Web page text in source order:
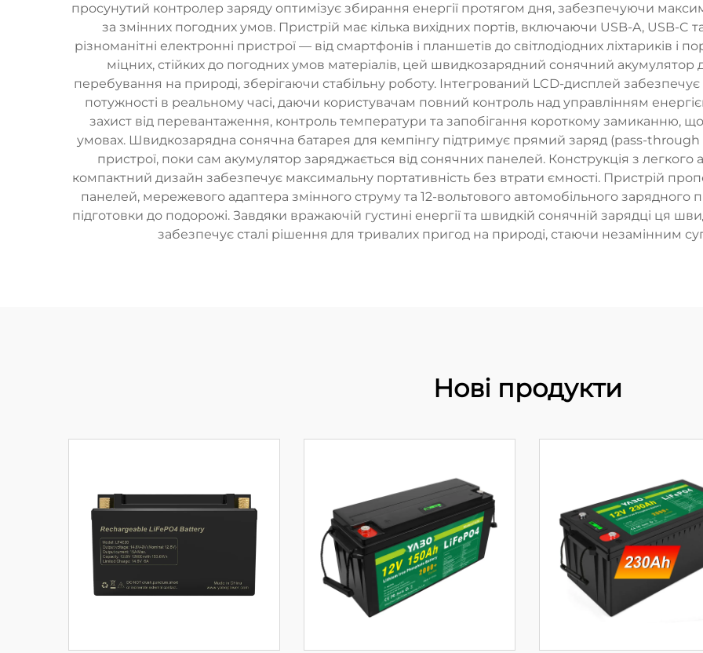
просунутий контролер заряду оптимізує збирання енергії протягом дня, забезпечуючи
за змінних погодних умов. Пристрій має кілька вихідних портів, включаючи USB-A, USB-C
різноманітні електронні пристрої — від смартфонів і планшетів до світлодіодних ліхтариків і
міцних, стійких до погодних умов матеріалів, цей швидкозарядний сонячний акумулятор
перебування на природі, зберігаючи стабільну роботу. Інтегрований LCD-дисплей
потужності в реальному часі, даючи користувачам повний контроль над управлінням
захист від перевантаження, контроль температури та запобігання короткому замиканню,
умовах. Швидкозарядна сонячна батарея для кемпінгу підтримує прямий заряд (pass-
пристрої, поки сам акумулятор заряджається від сонячних панелей. Конструкція з
компактний дизайн забезпечує максимальну портативність без втрати ємності. Пристрій
панелей, мережевого адаптера змінного струму та 12-вольтового автомобільного зарядного
підготовки до подорожі. Завдяки вражаючій густині енергії та швидкій сонячній зарядці ця
забезпечує сталі рішення для тривалих пригод на природі, стаючи незамінним
Нові продукти